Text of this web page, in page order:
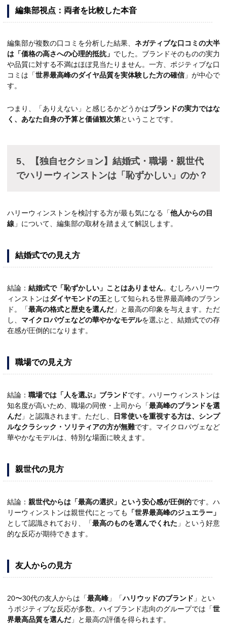
編集部視点：両者を比較した本音
編集部が複数の口コミを分析した結果、 ネガティブな口コミの大半
は「価格の高さへの心理的抵抗」 でした。ブランドそのものの実力
や品質に対する不満はほぼ見当たりません。一方、ポジティブな口
コミは「世界最高峰のダイヤ品質を実体験した方の確信」が中心で
す。
つまり、「ありえない」と感じるかどうかはブランドの実力ではな
く、あなた自身の予算と価値観次第ということです。
5、【独自セクション】結婚式・職場・親世代
でハリーウィンストンは「恥ずかしい」のか？
ハリーウィンストンを検討する方が最も気になる「他人からの目
線 」について、編集部の取材を踏まえて解説します。
結婚式での見え方
結論： 結婚式で「恥ずかしい」ことはありません。むしろハリーウ
ィンストンはダイヤモンドの王として知られる世界最高峰のブラン
ド。「最高の格式と歴史を選んだ」と最高の印象を与えます。ただ
し、 マイクロパヴェなどの華やかなモデルを選ぶと、結婚式での存
在感が圧倒的になります。
職場での見え方
結論： 職場では「人を選ぶ」ブランドです。ハリーウィンストンは
知名度が高いため、職場の同僚・上司から「最高峰のブランドを選
んだ」と認識されます。ただし、
日常使いを重視する方は、シンプ
ルなクラシック・ソリティアの方が無難です。マイクロパヴェなど
華やかなモデルは、特別な場面に映えます。
親世代の見方
結論： 親世代からは「最高の選択」という安心感が圧倒的です。ハ
リーウィンストンは親世代にとっても
「世界最高峰のジュエラー」
として認識されており、「最高のものを選んでくれた 」という好意
的な反応が期待できます。
友人からの見方
20〜30代の友人からは「最高峰 」「ハリウッドのブランド 」とい
うポジティブな反応が多数。ハイブランド志向のグループでは「世
界最高品質を選んだ」と最高の評価を得られます。